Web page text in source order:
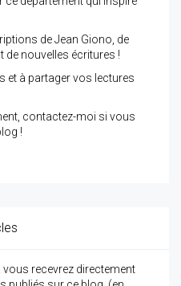
de Jean Giono, de
de nouvelles écritures !
et à partager vos lectures
contactez-moi si vous
!
recevrez directement